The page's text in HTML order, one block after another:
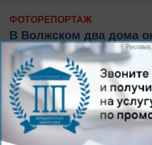
ФОТОРЕПОРТАЖ
В Волжском два дома
связаны одной
Необычное инженерное